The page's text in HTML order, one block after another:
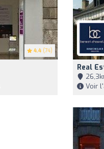
4.4 (74)
Real
Voir